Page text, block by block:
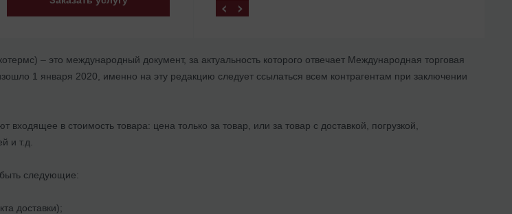
– это международный документ, за актуальность которого отвечает Международная торговая
1 января 2020, именно на эту редакцию следует ссылаться всем контрагентам при заключении
в стоимость товара: цена только за товар, или за товар с доставкой, погрузкой,
и т.д.
быть следующие:
доставки);